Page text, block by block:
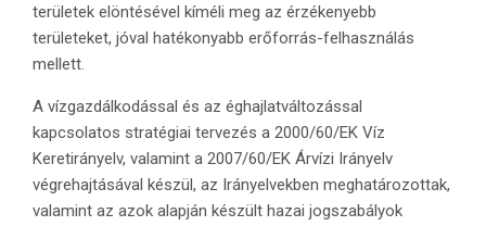
területek elöntésével kíméli meg az érzékenyebb
területeket, jóval hatékonyabb erőforrás-felhasználás
mellett.
A vízgazdálkodással és az éghajlatváltozással
kapcsolatos stratégiai tervezés a 2000/60/EK Víz
Keretirányelv, valamint a 2007/60/EK Árvízi Irányelv
végrehajtásával készül, az Irányelvekben meghatározottak,
valamint az azok alapján készült hazai jogszabályok